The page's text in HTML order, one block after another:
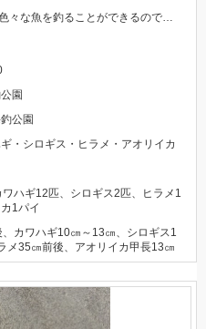
サビキ、ちょい投げ、泳がせ・・・と色々な魚を釣ることができるので仕掛けも何種類か用意していけば楽しむことができますよ！
園
公園
・シロギス・ヒラメ・アオリイカ
ハギ12匹、シロギス2匹、ヒラメ1
1パイ
カワハギ10㎝～13㎝、シロギス1
メ35㎝前後、アオリイカ甲長13㎝